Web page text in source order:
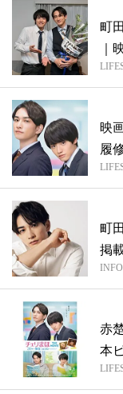
町
｜
映
履
【
町
掲
INFO
赤
本